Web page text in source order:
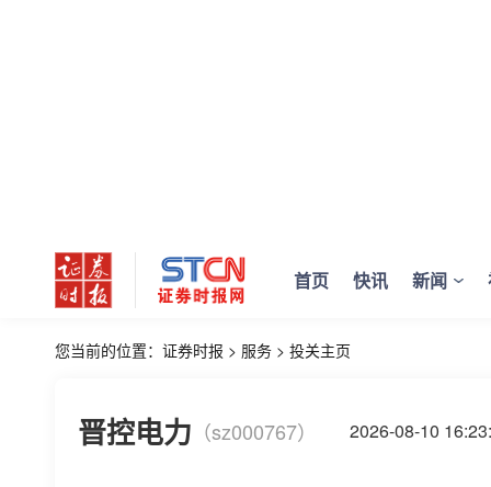
首页 快讯 新闻
您当前的位置： 证券时报 > 服务 > 投关主页
晋控电力 （sz000767） 2026-08-10